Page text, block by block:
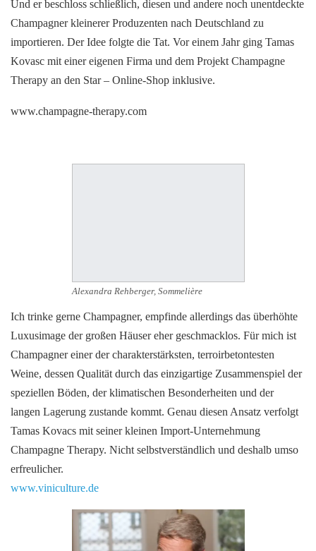
Und er beschloss schließlich, diesen und andere noch unentdeckte
Champagner kleinerer Produzenten nach Deutschland zu
importieren. Der Idee folgte die Tat. Vor einem Jahr ging Tamas
Kovasc mit einer eigenen Firma und dem Projekt Champagne
Therapy an den Star – Online-Shop inklusive.
www.champagne-therapy.com
Alexandra Rehberger, Sommelière
Ich trinke gerne Champagner, empfinde allerdings das überhöhte
Luxusimage der großen Häuser eher geschmacklos. Für mich ist
Champagner einer der charakterstärksten, terroirbetontesten
Weine, dessen Qualität durch das einzigartige Zusammenspiel der
speziellen Böden, der klimatischen Besonderheiten und der
langen Lagerung zustande kommt. Genau diesen Ansatz verfolgt
Tamas Kovacs mit seiner kleinen Import-Unternehmung
Champagne Therapy. Nicht selbstverständlich und deshalb umso
erfreulicher.
www.viniculture.de